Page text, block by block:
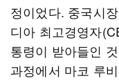
정이었다. 중국시
디아 최고경영자
통령이 받아들인
과정에서 마코 루